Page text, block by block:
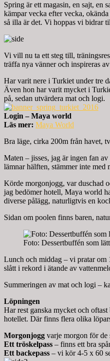
Spring är ett magasin, en sajt, en
kämpar vecka efter vecka,
så illa är det. Vi hoppas vi bidrar
Vi vill nu ta ett steg till,
träffa nya vänner och inspireras
Har varit nere i Turkiet under tre
Även hon har varit mycket i
på, sedan utvärdera mat och logi.
Login – Maya world
Läs mer: Maya World
Bra läge, cirka 200m från havet,
Maten – jisses, jag är ingen fan
lämnar hälften, stämmer inte
Körde morgonjogg, var duschad
jag bedömer hotell, Maya world
diverse pålägg, naturligtvis en
Sidan om poolen finns baren,
Foto: Dessertbuffén som
Lunch och middag – vi pratar om
slått i rekord i ätande av
Summeringen av mat och logi –
Löpningen
Har rest ganska mycket och
hotellet. Där finns flera olika
Morgonjogg varje morgon för de
Ett tröskelpass – finns ett bra
Ett backepass – vi kör 4-5 x 60